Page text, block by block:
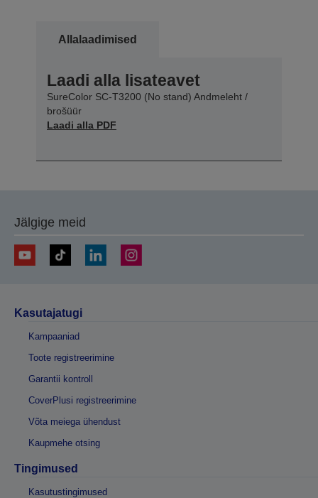
Allalaadimised
Laadi alla lisateavet
SureColor SC-T3200 (No stand) Andmeleht /
brošüür
Laadi alla PDF
Jälgige meid
Kasutajatugi
Kampaaniad
Toote registreerimine
Garantii kontroll
CoverPlusi registreerimine
Võta meiega ühendust
Kaupmehe otsing
Tingimused
Kasutustingimused